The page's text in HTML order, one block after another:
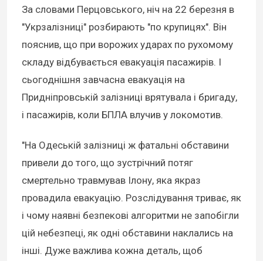
За словами Перцовського, ніч на 22 березня в
"Укрзалізниці" розбирають "по крупицях". Він
пояснив, що при ворожих ударах по рухомому
складу відбувається евакуація пасажирів. І
сьогоднішня завчасна евакуація на
Придніпровській залізниці врятувала і бригаду,
і пасажирів, коли БПЛА влучив у локомотив.
"На Одеській залізниці ж фатальні обставини
привели до того, що зустрічний потяг
смертельно травмував Ілону, яка якраз
провадила евакуацію. Розслідування триває, як
і чому наявні безпекові алгоритми не запобігли
цій небезпеці, як одні обставини наклались на
інші. Дуже важлива кожна деталь, щоб